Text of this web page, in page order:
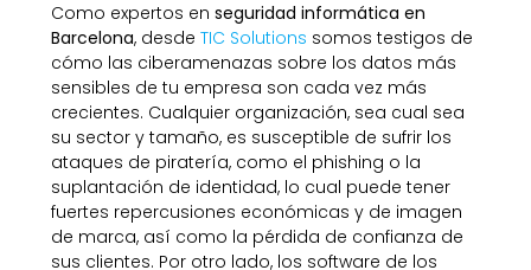
Como expertos en seguridad informática en
Barcelona, desde TIC Solutions somos testigos de
cómo las ciberamenazas sobre los datos más
sensibles de tu empresa son cada vez más
crecientes. Cualquier organización, sea cual sea
su sector y tamaño, es susceptible de sufrir los
ataques de piratería, como el phishing o la
suplantación de identidad, lo cual puede tener
fuertes repercusiones económicas y de imagen
de marca, así como la pérdida de confianza de
sus clientes. Por otro lado, los software de los